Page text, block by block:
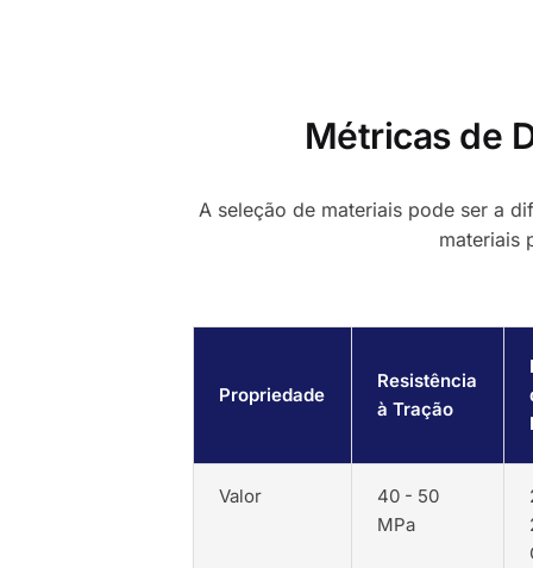
Métricas de
A seleção de materiais pode ser a
materiais
Propriedade
Resistência
à Tração
Valor
40 - 50
MPa